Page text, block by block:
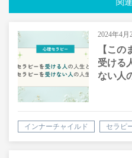
関
2024年4月
【こ
受ける
ない人
インナーチャイルド セラピ